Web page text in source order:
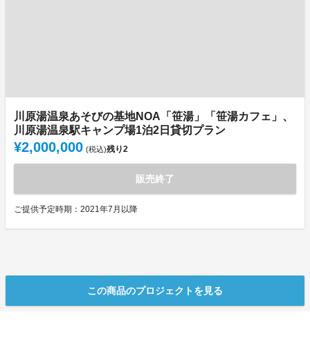
川原湯温泉あそびの基地NOA「笹湯」「笹湯カフェ」、
川原湯温泉駅キャンプ場1泊2日貸切プラン
¥2,000,000 (税込)残り2
販売終了
ご提供予定時期：2021年7月以降
この商品のプロジェクトを見る